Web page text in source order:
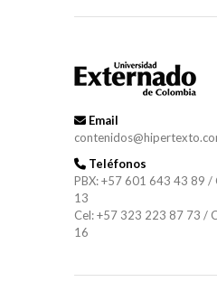
Email
Teléfonos
PBX: +57 601 643 43 89 /
13
Cel: +57 323 223 87 73 /
16